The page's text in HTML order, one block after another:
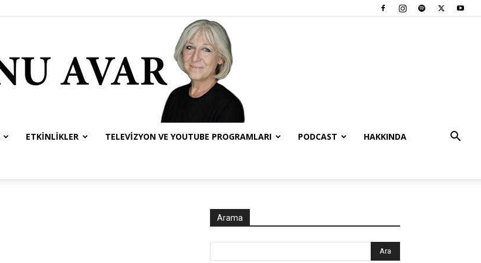
ETKINLIKLER TELEVIZYON VE YOUTUBE PROGRAMLARI PODCAST HAKKINDA
Arama